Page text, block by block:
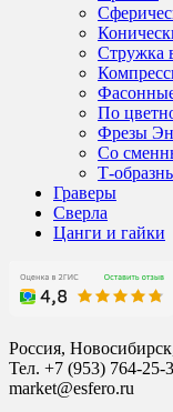
Стружка
По
Фрезы
Со
Т-
Граверы
Сверла
Цанги и гайки
Россия,
Тел. +7 (953) 764-25-
market@esfero.ru